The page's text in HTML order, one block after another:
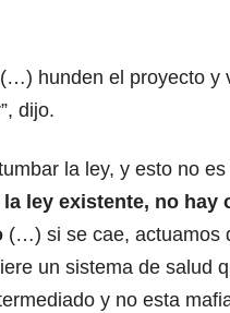
hunden el proyecto y
dijo.
la ley, y esto no
ley existente, no hay
(…) si se cae, actuamos
un sistema de salud
y no esta